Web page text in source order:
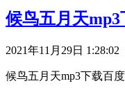
候鸟五月天
2021年11月29日 1:28:02
候鸟五月天mp3下载百